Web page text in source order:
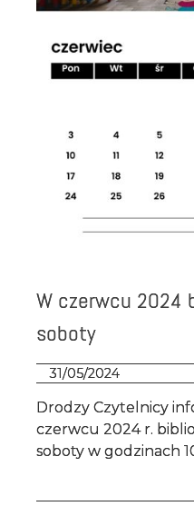
W czerwcu
soboty
31/05/2024
Drodzy Czytelnicy
czerwcu 2024 r.
soboty w godzinach